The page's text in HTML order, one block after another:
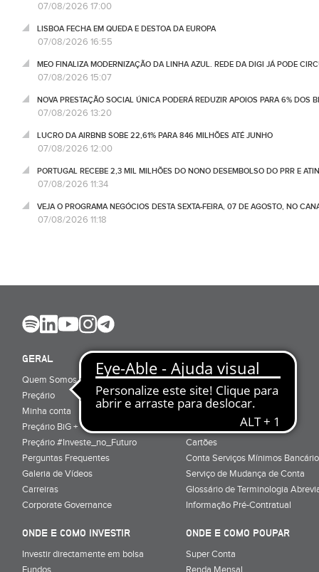
07/08/2026 17:00
LISBOA FECHA EM QUEDA E DESTOA DA EUROPA
07/08/2026 16:55
MEO FINALIZA MODERNIZAÇÃO DA LINHA AZUL. REDE DA DIGI JÁ PODE
07/08/2026 15:07
NOVA PRESTAÇÃO SOCIAL ÚNICA PODERÁ REDUZIR APOIOS PARA 6% DOS
07/08/2026 13:20
LUCRO DA AIRBNB SOBE 22,61% PARA 846 MILHÕES ATÉ JUNHO
07/08/2026 12:00
PORTUGAL RECEBE 2,3 MIL MILHÕES DO NONO DESEMBOLSO DO PRR E
07/08/2026 11:34
VEJA O PROGRAMA NEGÓCIOS DESTA SEXTA-FEIRA, 07 DE AGOSTO, NO
07/08/2026 11:18
GERAL
Quem Somos
Preçário
Minha conta
Preçário BiG +
Preçário #Investe_no_Futuro
Perguntas Frequentes
Galeria de Vídeos
Carreiras
Corporate Governance
Porquê ser cliente
Particulares
Júnior (sub-18)
Cartões
Conta Serviços Mínimos
Serviço de Mudança de Conta
Glossário de Terminologia
Informação Pré-Contratual
ONDE E COMO INVESTIR
Investir directamente em bolsa
Fundos
ONDE E COMO POUPAR
Super Conta
Renda Mensal